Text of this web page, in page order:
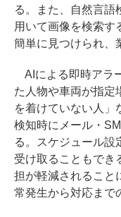
る。また、自然言語
用いて画像を検索す
簡単に見つけられ、
AIによる即時アラ
た人物や車両が指定
を着けていない人」
検知時にメール・
る。スケジュール設
受け取ることもでき
担が軽減されること
常発生から対応まで